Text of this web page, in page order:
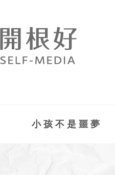
小孩不是噩夢